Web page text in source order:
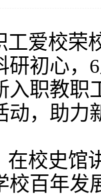
工爱校荣
研初心，
入职教职
动，助力
在校史馆
校百年发